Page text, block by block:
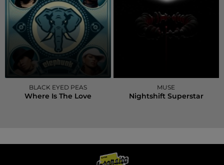
BLACK EYED PEAS
Where Is The Love
MUSE
Nightshift Superstar